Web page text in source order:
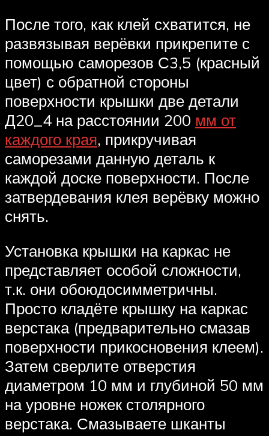
После того, как клей схватится, не
развязывая верёвки прикрепите с
помощью саморезов С3,5 (красный
цвет) с обратной стороны
поверхности крышки две детали
Д20_4 на расстоянии 200 мм от
каждого края, прикручивая
саморезами данную деталь к
каждой доске поверхности. После
затвердевания клея верёвку можно
снять.
Установка крышки на каркас не
представляет особой сложности,
т.к. они обоюдосимметричны.
Просто кладёте крышку на каркас
верстака (предварительно смазав
поверхности прикосновения клеем).
Затем сверлите отверстия
диаметром 10 мм и глубиной 50 мм
на уровне ножек столярного
верстака. Смазываете шканты